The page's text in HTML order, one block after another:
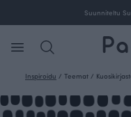
Suunniteltu
Inspiroidu / Teemat /